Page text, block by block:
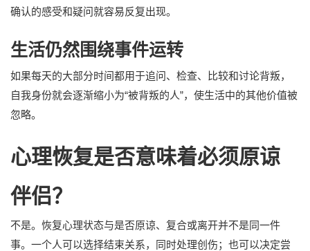
确认的感受和疑问就容易反复出现。
生活仍然围绕事件运转
如果每天的大部分时间都用于追问、检查、比较和讨论背叛，
自我身份就会逐渐缩小为“被背叛的人”，使生活中的其他价值被
忽略。
心理恢复是否意味着必须原谅
伴侣？
不是。恢复心理状态与是否原谅、复合或离开并不是同一件
事。一个人可以选择结束关系，同时处理创伤；也可以决定尝